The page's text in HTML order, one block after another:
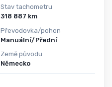
Stav tachometru
318 887 km
Převodovka/pohon
Manuální/Přední
Země původu
Německo